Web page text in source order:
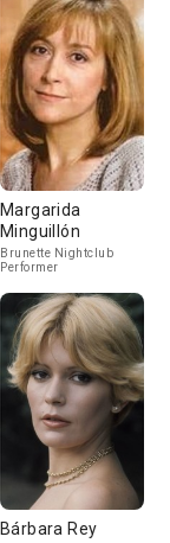
Margarida
Minguillón
Brunette Nightclub
Performer
Bárbara Rey